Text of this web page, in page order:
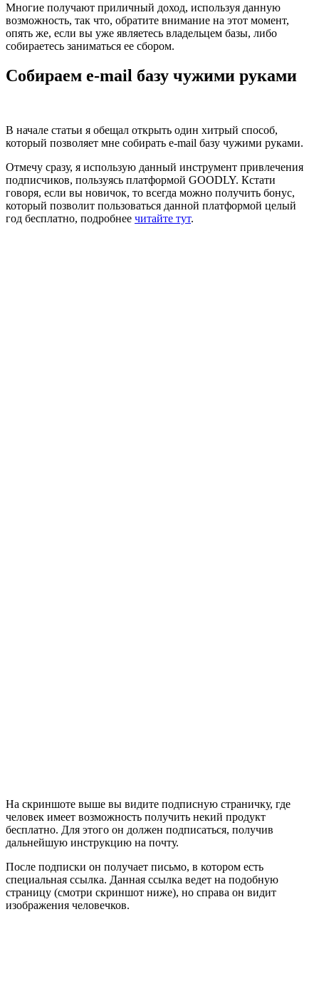
Многие получают приличный доход, используя данную
возможность, так что, обратите внимание на этот момент,
опять же, если вы уже являетесь владельцем базы, либо
собираетесь заниматься ее сбором.
Собираем e-mail базу чужими руками
В начале статьи я обещал открыть один хитрый способ,
который позволяет мне собирать e-mail базу чужими руками.
Отмечу сразу, я использую данный инструмент привлечения
подписчиков, пользуясь платформой GOODLY. Кстати
говоря, если вы новичок, то всегда можно получить бонус,
который позволит пользоваться данной платформой целый
год бесплатно, подробнее читайте тут.
На скриншоте выше вы видите подписную страничку, где
человек имеет возможность получить некий продукт
бесплатно. Для этого он должен подписаться, получив
дальнейшую инструкцию на почту.
После подписки он получает письмо, в котором есть
специальная ссылка. Данная ссылка ведет на подобную
страницу (смотри скриншот ниже), но справа он видит
изображения человечков.